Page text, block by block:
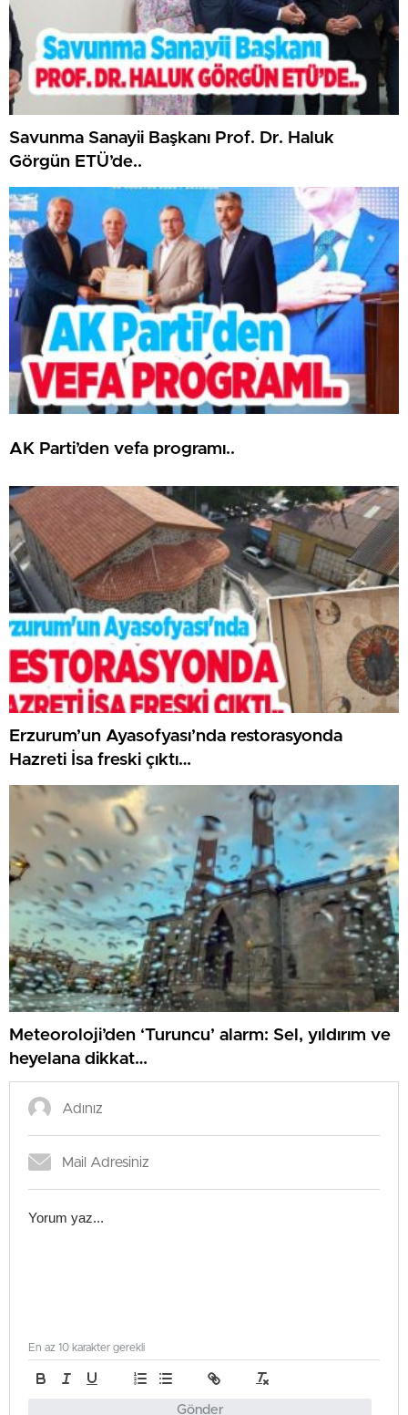
Savunma Sanayii Başkanı Prof. Dr. Haluk
Görgün ETÜ’de..
AK Parti’den vefa programı..
Erzurum’un Ayasofyası’nda restorasyonda
Hazreti İsa freski çıktı…
Meteoroloji’den ‘Turuncu’ alarm: Sel, yıldırım ve
heyelana dikkat…
Gönder
En az 10 karakter gerekli